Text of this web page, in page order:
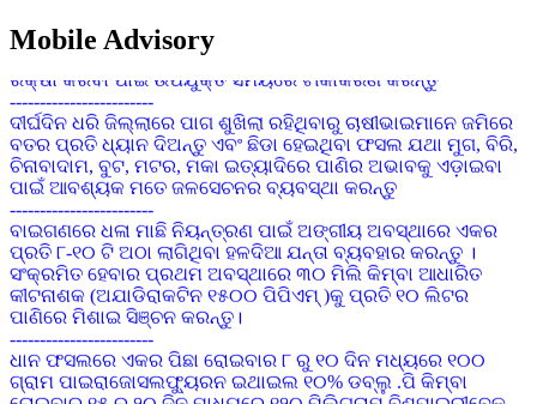
Mobile Advisory
ଫାଟୁଆ,ସାହାଣ,ବଜବଜିଆ,ଛେଳିମଡ଼କ ଓ ଛେଳି ବସନ୍ତ ଆଦି ରୋଗରୁ
ରକ୍ଷା କରିବା ପାଇଁ ଉପଯୁକ୍ତ ସମୟରେ ଟୀକାକରଣ କରନ୍ତୁ
ଦୀର୍ଘଦିନ ଧରି ଜିଲ୍ଲାରେ ପାଗ ଶୁଖିଲା ରହିଥିବାରୁ ଚାଷୀଭାଇମାନେ ଜମିରେ
ବତର ପ୍ରତି ଧ୍ୟାନ ଦିଅନ୍ତୁ ଏବଂ ଛିଡା ହେଇଥିବା ଫସଲ ଯଥା ମୁଗ, ବିରି,
ଚିନାବାଦାମ, ବୁଟ, ମଟର, ମକା ଇତ୍ୟାଦିରେ ପାଣିର ଅଭାବକୁ ଏଡ଼ାଇବା
ପାଇଁ ଆବଶ୍ୟକ ମତେ ଜଳସେଚନର ବ୍ୟବସ୍ଥା କରନ୍ତୁ
------------------------
ବାଇଗଣରେ ଧଳା ମାଛି ନିୟନ୍ତ୍ରଣ ପାଇଁ ଅଙ୍ଗୀୟ ଅବସ୍ଥାରେ ଏକର
ପ୍ରତି ୮-୧୦ ଟି ଅଠା ଲାଗିଥିବା ହଳଦିଆ ଯନ୍ତା ବ୍ୟବହାର କରନ୍ତୁ ।
ସଂକ୍ରମିତ ହେବାର ପ୍ରଥମ ଅବସ୍ଥାରେ ୩୦ ମିଲି କିମ୍ବା ଆଧାରିତ
କୀଟନାଶକ (ଅଯାଡିରାକଟିନ ୧୫୦୦ ପିପିଏମ୍ )କୁ ପ୍ରତି ୧୦ ଲିଟର
ପାଣିରେ ମିଶାଇ ସିଞ୍ଚନ କରନ୍ତୁ।
------------------------
ଧାନ ଫସଲରେ ଏକର ପିଛା ରୋଇବାର ୮ ରୁ ୧୦ ଦିନ ମଧ୍ୟରେ ୧୦୦
ଗ୍ରାମ ପାଇରାଜୋସଲଫ୍ୟୁରନ ଇଥାଇଲ ୧୦% ଡବ୍ଲୁ .ପି କିମ୍ବା
ରୋଇବାର ୧୫ ରୁ ୨୦ ଦିନ ମାଧ୍ୟରେ ୧୨୦ ମିଲିଗ୍ରାମ ବିଶପାଇରୀବେକ
ସୋଡିଅମ ୧୦% ଏସ.ସି କୁ ୨୦୦ ଲିଟର ପାଣିରେ ମିଶାଇ ସିଞ୍ଚନ କରନ୍ତୁ